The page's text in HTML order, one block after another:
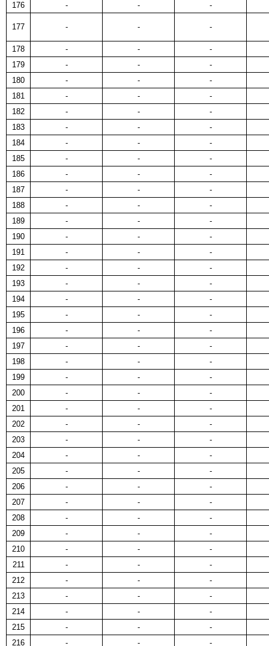
176
- - -
177 - - -
178 - -
-
179
- -
-
180
- -
-
181
- -
-
182
- -
-
183
- -
-
184
- -
-
185
- -
-
186
- -
-
187
- -
-
188
- -
-
189
- -
-
190
- -
-
191
- -
-
192
- -
-
193
- -
-
194
- -
-
195
- -
-
196
- -
-
197
- -
-
198
- -
-
199
- -
-
200
- -
-
201
- -
-
202
- -
-
203
- -
-
204
- -
-
205
- -
-
206
- -
-
207
- -
-
208
- -
-
209
- -
-
210
- -
-
211
- -
-
212
- -
-
213
- -
-
214
- -
-
215
- -
-
216
- - -